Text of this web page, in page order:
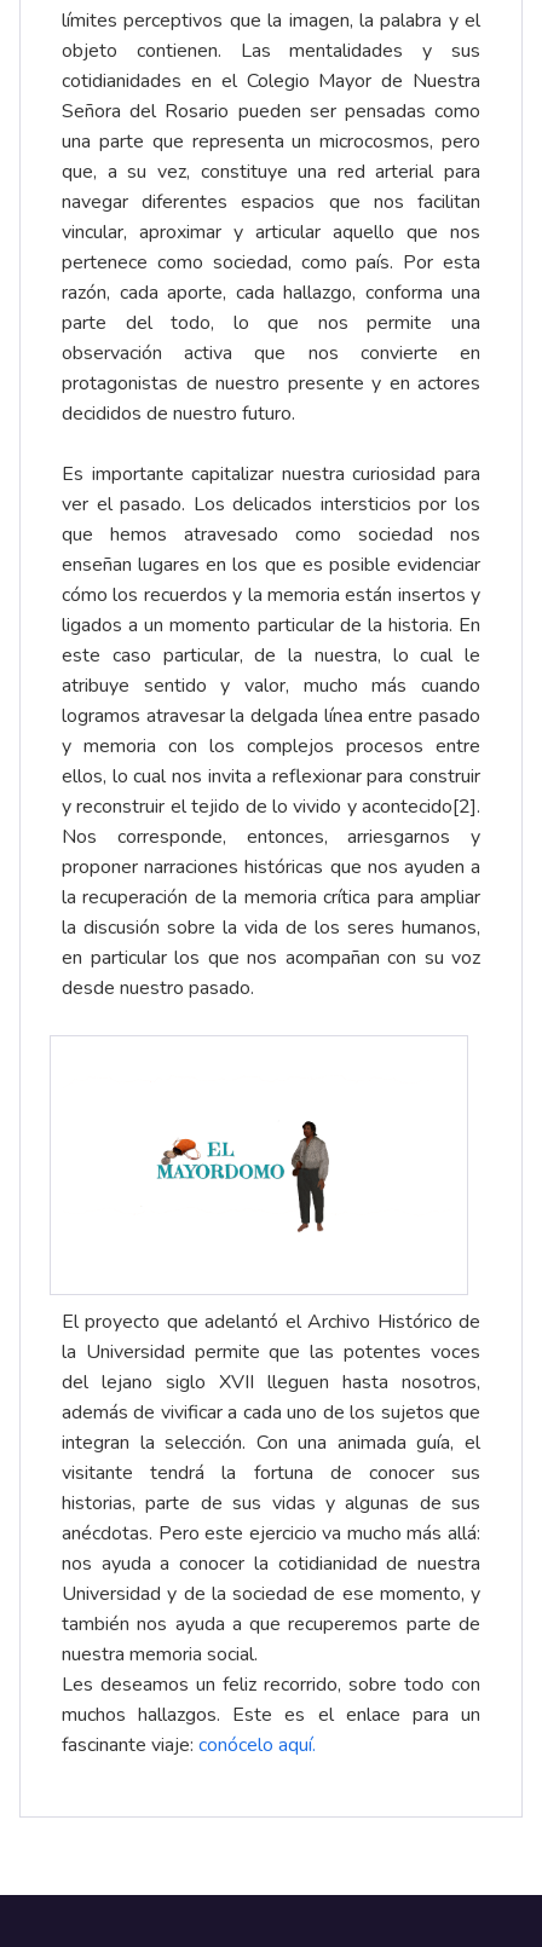
límites perceptivos que la imagen, la palabra y el
objeto contienen. Las mentalidades y sus
cotidianidades en el Colegio Mayor de Nuestra
Señora del Rosario pueden ser pensadas como
una parte que representa un microcosmos, pero
que, a su vez, constituye una red arterial para
navegar diferentes espacios que nos facilitan
vincular, aproximar y articular aquello que nos
pertenece como sociedad, como país. Por esta
razón, cada aporte, cada hallazgo, conforma una
parte del todo, lo que nos permite una
observación activa que nos convierte en
protagonistas de nuestro presente y en actores
decididos de nuestro futuro.
Es importante capitalizar nuestra curiosidad para
ver el pasado. Los delicados intersticios por los
que hemos atravesado como sociedad nos
enseñan lugares en los que es posible evidenciar
cómo los recuerdos y la memoria están insertos y
ligados a un momento particular de la historia. En
este caso particular, de la nuestra, lo cual le
atribuye sentido y valor, mucho más cuando
logramos atravesar la delgada línea entre pasado
y memoria con los complejos procesos entre
ellos, lo cual nos invita a reflexionar para construir
y reconstruir el tejido de lo vivido y acontecido[2].
Nos corresponde, entonces, arriesgarnos y
proponer narraciones históricas que nos ayuden a
la recuperación de la memoria crítica para ampliar
la discusión sobre la vida de los seres humanos,
en particular los que nos acompañan con su voz
desde nuestro pasado.
El proyecto que adelantó el Archivo Histórico de
la Universidad permite que las potentes voces
del lejano siglo XVII lleguen hasta nosotros,
además de vivificar a cada uno de los sujetos que
integran la selección. Con una animada guía, el
visitante tendrá la fortuna de conocer sus
historias, parte de sus vidas y algunas de sus
anécdotas. Pero este ejercicio va mucho más allá:
nos ayuda a conocer la cotidianidad de nuestra
Universidad y de la sociedad de ese momento, y
también nos ayuda a que recuperemos parte de
nuestra memoria social.
Les deseamos un feliz recorrido, sobre todo con
muchos hallazgos. Este es el enlace para un
fascinante viaje: conócelo aquí.